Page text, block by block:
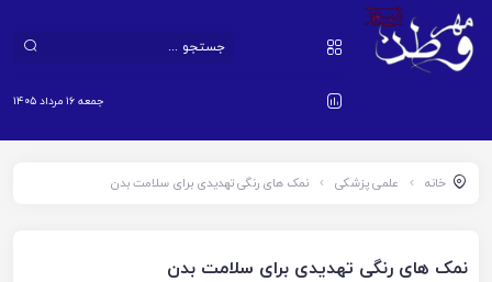
جمعه ۱۶ مرداد ۱۴۰۵
خانه علمی پزشکی نمک های رنگی تهدیدی برای سلامت بدن
نمک های رنگی تهدیدی برای سلامت بدن